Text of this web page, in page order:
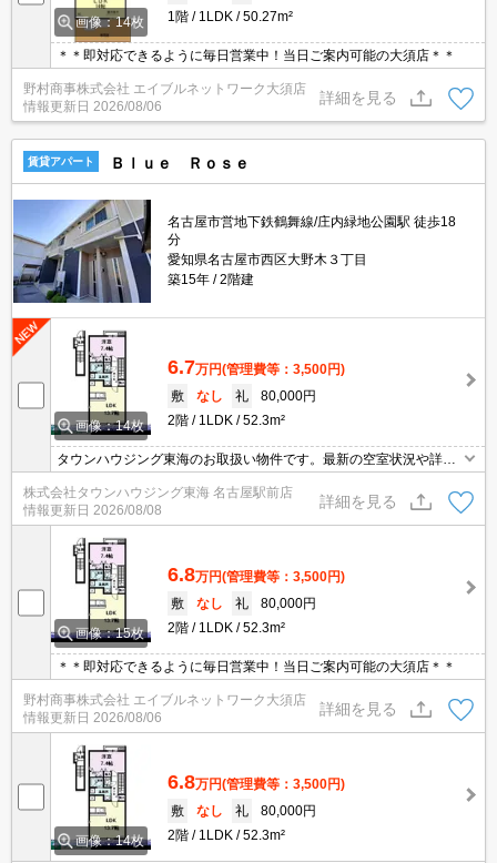
画像：14枚
1階
1LDK 50.27m²
＊＊即対応できるように毎日営業中！当日ご案内可能の大須店＊＊
野村商事株式会社 エイブルネットワーク大須店
情報更新日 2026/08/06
詳細を見る
賃貸アパート Ｂｌｕｅ Ｒｏｓｅ
名古屋市営地下鉄鶴舞線/庄内緑地公園駅 徒歩18
分
愛知県名古屋市西区大野木３丁目
築15年
2階建
画像：14枚
6.7万円(管理費等：3,500円)
敷
なし 礼
80,000円
2階
1LDK 52.3m²
タウンハウジング東海のお取扱い物件です。最新の空室状況や詳細
などお気軽にお問い合わせください。
株式会社タウンハウジング東海 名古屋駅前店
情報更新日 2026/08/08
詳細を見る
画像：15枚
6.8万円(管理費等：3,500円)
敷
なし 礼
80,000円
2階
1LDK 52.3m²
＊＊即対応できるように毎日営業中！当日ご案内可能の大須店＊＊
野村商事株式会社 エイブルネットワーク大須店
情報更新日 2026/08/06
詳細を見る
画像：14枚
6.8万円(管理費等：3,500円)
敷
なし 礼
80,000円
2階
1LDK 52.3m²